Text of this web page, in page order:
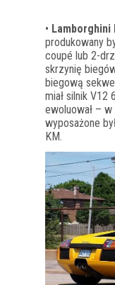
• Lamborghini
produkowany
coupé lub 2-
skrzynię
biegową
miał silnik V12
ewoluował –
wyposażone
KM.